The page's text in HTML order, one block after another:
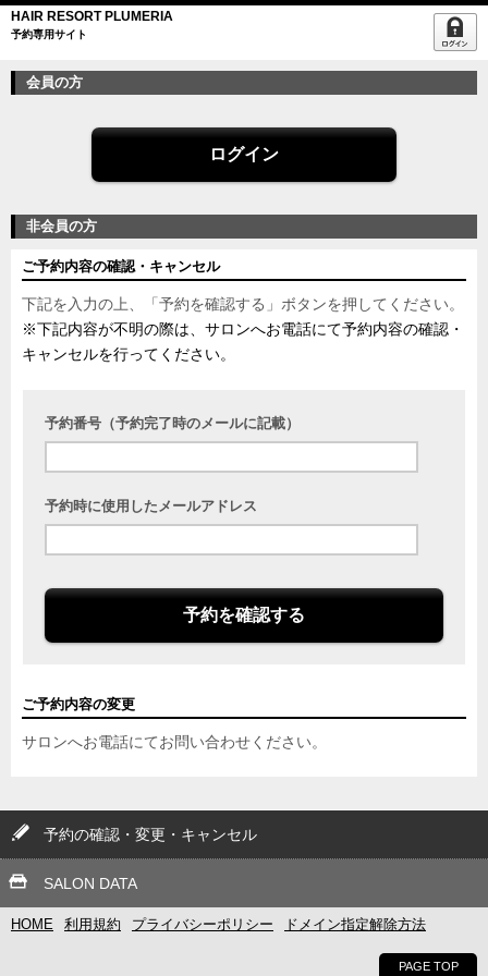
HAIR RESORT PLUMERIA
予約専用サイト
会員の方
ログイン
非会員の方
ご予約内容の確認・キャンセル
下記を入力の上、「予約を確認する」ボタンを押してください。
※下記内容が不明の際は、サロンへお電話にて予約内容の確認・
キャンセルを行ってください。
予約番号（予約完了時のメールに記載）
予約時に使用したメールアドレス
予約を確認する
ご予約内容の変更
サロンへお電話にてお問い合わせください。
予約の確認・変更・キャンセル
SALON DATA
HOME 利用規約 プライバシーポリシー ドメイン指定解除方法
PAGE TOP